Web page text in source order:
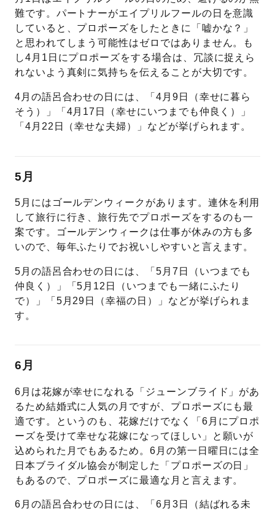
難です。パートナーがエイプリルフールの日を意識
していると、プロポーズをしたときに「嘘かな？」
と思われてしまう可能性はゼロではありません。も
し4月1日にプロポーズをする場合は、冗談に捉えら
れないよう真剣に気持ちを伝えることが大切です。
4月の語呂合わせの日には、「4月9日（幸せに暮ら
そう）」「4月17日（幸せにいつまでも仲良く）」
「4月22日（幸せな夫婦）」などが挙げられます。
5月
5月にはゴールデンウィークがあります。連休を利用
して旅行に行き、旅行先でプロポーズをするのも一
案です。ゴールデンウィークは仕事が休みの方も多
いので、毎年ふたりでお祝いしやすいと言えます。
5月の語呂合わせの日には、「5月7日（いつまでも
仲良く）」「5月12日（いつまでも一緒にふたり
で）」「5月29日（幸福の日）」などが挙げられま
す。
6月
6月は花嫁が幸せになれる「ジューンブライド」があ
るため結婚式に人気の月ですが、プロポーズにも最
適です。というのも、花嫁だけでなく「6月にプロポ
ーズを受けて幸せな花嫁になってほしい」と願いが
込められた月でもあるため。6月の第一日曜日には全
日本ブライダル協会が制定した「プロポーズの日」
もあるので、プロポーズに最適な月と言えます。
6月の語呂合わせの日には、「6月3日（結ばれる未